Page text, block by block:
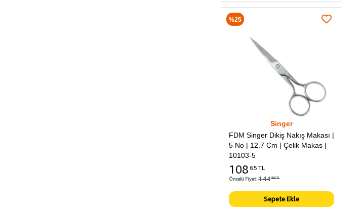
Singer
FDM Singer Dikiş Nakış Makası |
5 No | 12.7 Cm | Çelik Makas |
10103-5
108 65 TL
Önceki Fiyat:144 86 TL
Sepete Ekle
%25